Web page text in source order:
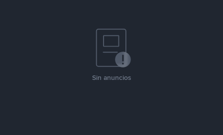
Sin anuncios